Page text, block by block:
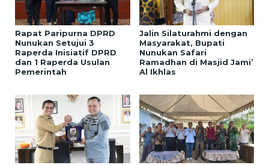
Rapat Paripurna DPRD
Nunukan Setujui 3
Raperda Inisiatif DPRD
dan 1 Raperda Usulan
Pemerintah
Jalin Silaturahmi dengan
Masyarakat, Bupati
Nunukan Safari
Ramadhan di Masjid Jami’
Al Ikhlas